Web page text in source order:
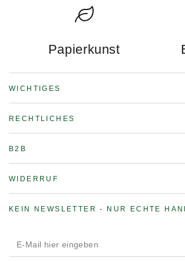
Papierkunst
WICHTIGES
RECHTLICHES
B2B
WIDERRUF
KEIN NEWSLETTER - NUR ECHTE
E-